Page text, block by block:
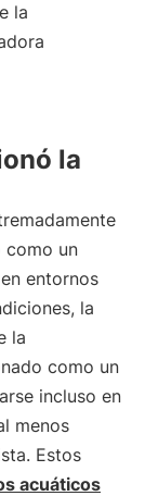
la
la
como un
entornos
la
la
como un
incluso en
menos
Estos
acuáticos